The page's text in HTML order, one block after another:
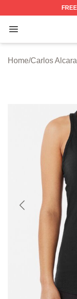
FREE
Open menu
Carlos
Home/Carlos